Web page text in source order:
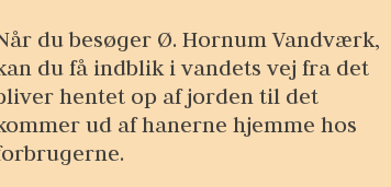
du besøger Ø. Hornum Vandværk,
du få indblik i vandets vej fra det
hentet op af jorden til det
ud af hanerne hjemme hos